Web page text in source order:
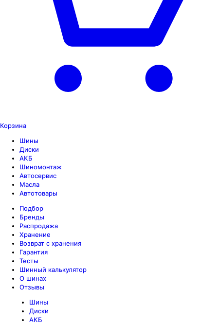
Корзина
Шины
Диски
АКБ
Шиномонтаж
Автосервис
Масла
Автотовары
Подбор
Бренды
Распродажа
Хранение
Возврат с хранения
Гарантия
Тесты
Шинный калькулятор
О шинах
Отзывы
Шины
Диски
АКБ